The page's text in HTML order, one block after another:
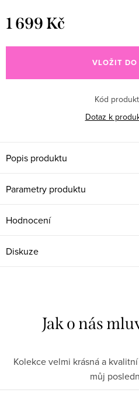
1 699 Kč
VLOŽIT DO
Kód
Dotaz k
Popis produktu
Parametry produktu
Hodnocení
Diskuze
Kolekce velmi krásná a
můj